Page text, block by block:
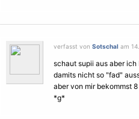
verfasst von Sotschal am
schaut supii aus aber
damits nicht so "fad"
aber von mir bekommst
*g*